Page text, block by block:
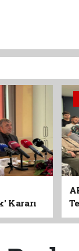
Kararı